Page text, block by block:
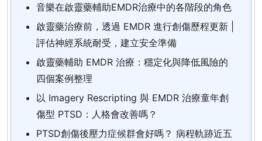
音樂在啟靈藥輔助EMDR治療中的各階段的角色
啟靈藥治療前，透過 EMDR 進行創傷歷程更新 |
評估神經系統耐受，建立安全準備
啟靈藥輔助 EMDR 治療：穩定化與降低風險的
四個案例整理
以 Imagery Rescripting 與 EMDR 治療童年創
傷型 PTSD：人格會改善嗎？
PTSD創傷後壓力症候群會好嗎？ 病程軌跡近五